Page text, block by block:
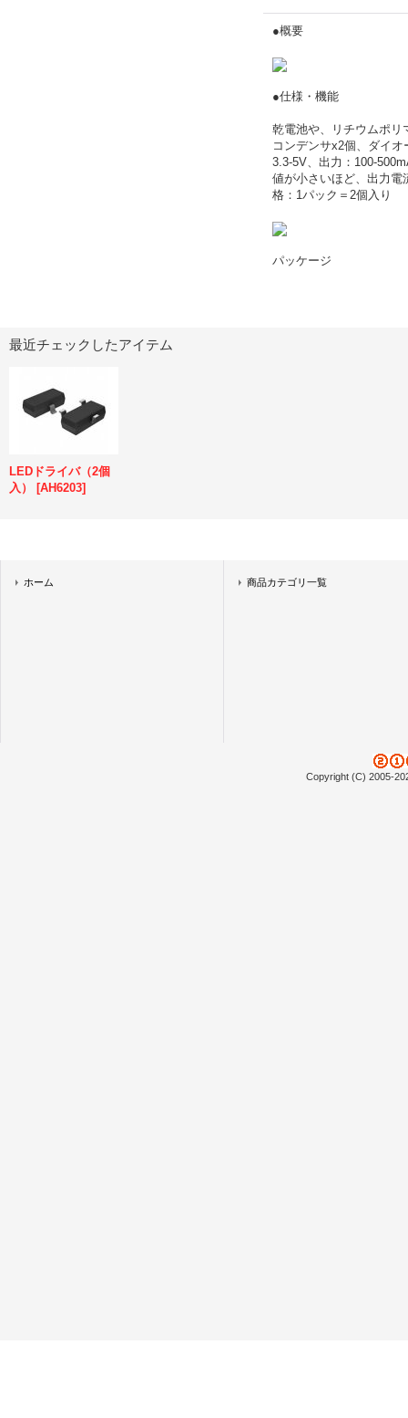
●概要
●仕様・機能
乾電池や、リチウムポリ
コンデンサx2個、ダイ
3.3-5V、出力：100-
値が小さいほど、出力電
格：1パック＝2個入り
パッケージ
最近チェックしたアイテム
LEDドライバ（2個
入）
[AH6203]
ホーム 商品カテゴリ一覧
Copyright (C) 2005-